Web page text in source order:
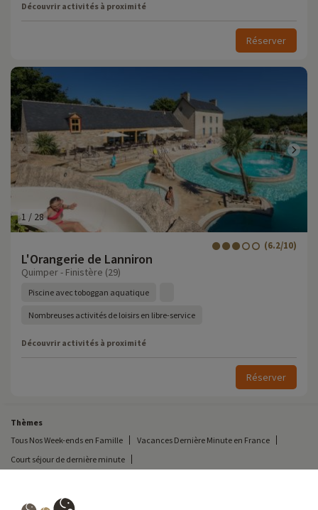
Découvrir activités à proximité
Réserver
1 / 28
L'Orangerie de Lanniron
(6.2/10)
Quimper - Finistère (29)
Piscine avec toboggan aquatique
Nombreuses activités de loisirs en libre-service
Découvrir activités à proximité
Réserver
Thèmes
Tous Nos Week-ends en Famille
Vacances Dernière Minute en France
Court séjour de dernière minute
Toutes Nos Vacances en Famille en France